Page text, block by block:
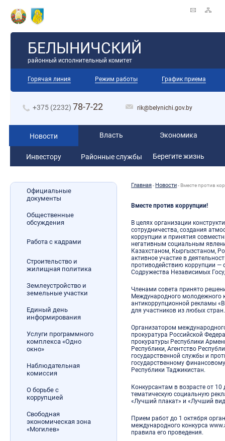
БЕЛЫНИЧСКИЙ
районный исполнительный комитет
Горячая линия Режим работы График приема
+375 (2232) 78-7-22 rik@belynichi.gov.by
Новости Власть Экономика
Инвестору Районные службы Берегите жизнь
Официальные
документы
Общественные
обсуждения
Работа с кадрами
Строительство и
жилищная политика
Землеустройство и
земельные участки
Единый день
информирования
Услуги программного
комплекса «Одно
окно»
Наблюдательная
комиссия
О борьбе с
коррупцией
Свободная
экономическая зона
«Могилев»
Главная- Новости- Вместе против
Вместе против коррупции!
В целях организации
сотрудничества, создания
коррупции и принятия
негативным социальным
Казахстаном, Кыргызстаном,
активное участие в
противодействию коррупции —
Содружества Независимых
Членами совета принято
Международного молодежного
антикоррупционной рекламы
для участников из любых стран.
Организатором
прокуратура Российской
прокуратуры Республики
Республики, Агентство
государственной службы и
государственному
Республики Таджикистан.
Конкурсантам в возрасте от 10
тематическую социальную
«Лучший плакат» и «Лучший
Прием работ до 1 октября
международного конкурса
правила его проведения.